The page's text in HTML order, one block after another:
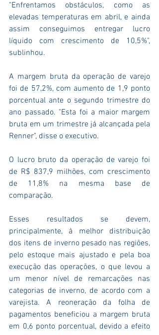
"Enfrentamos obstáculos, como as
elevadas temperaturas em abril, e ainda
assim conseguimos entregar lucro
líquido com crescimento de 10,5%",
sublinhou.
A margem bruta da operação de varejo
foi de 57,2%, com aumento de 1,9 ponto
porcentual ante o segundo trimestre do
ano passado. "Esta foi a maior margem
bruta em um trimestre já alcançada pela
Renner", disse o executivo.
O lucro bruto da operação de varejo foi
de R$ 837,9 milhões, com crescimento
de 11,8% na mesma base de
comparação.
Esses resultados se devem,
principalmente, à melhor distribuição
dos itens de inverno pesado nas regiões,
pelo estoque mais ajustado e pela boa
execução das operações, o que levou a
um menor nível de remarcações nas
categorias de inverno, de acordo com a
varejista. A reoneração da folha de
pagamentos beneficiou a margem bruta
em 0,6 ponto porcentual, devido a efeito